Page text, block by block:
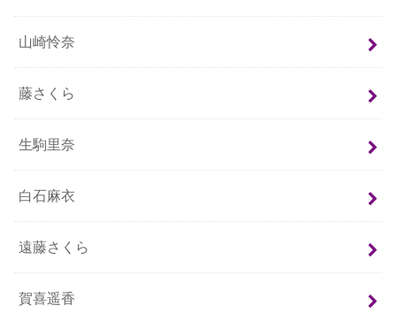
山崎怜奈
藤さくら
生駒里奈
白石麻衣
遠藤さくら
賀喜遥香